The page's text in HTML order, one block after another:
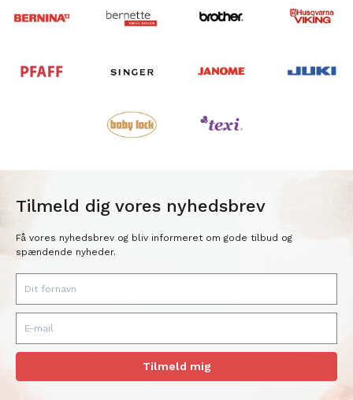
Tilmeld dig vores nyhedsbrev
Få vores nyhedsbrev og bliv informeret om gode tilbud og
spændende nyheder.
Tilmeld mig